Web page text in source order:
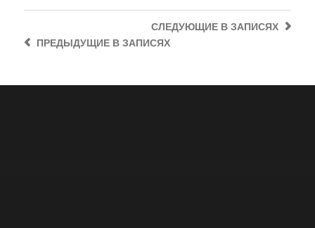
СЛЕДУЮЩИЕ В ЗАПИСЯХ
ПРЕДЫДУЩИЕВ ЗАПИСЯХ